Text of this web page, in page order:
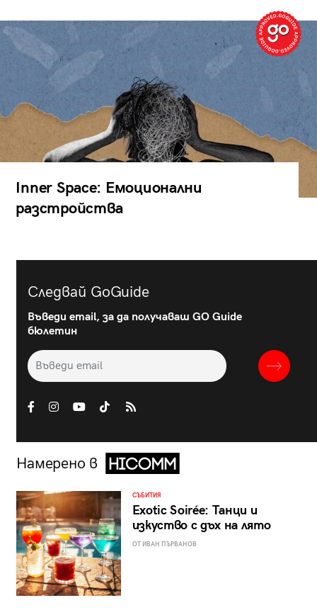
Inner Space: Емоционални
разстройства
Следвай GoGuide
Въведи email, за да получаваш GO Guide
бюлетин
Намерено в
СЪБИТИЯ
Exotic Soirée: Танци и
изкуство с дъх на лято
ОТ ИВАН ПЪРВАНОВ